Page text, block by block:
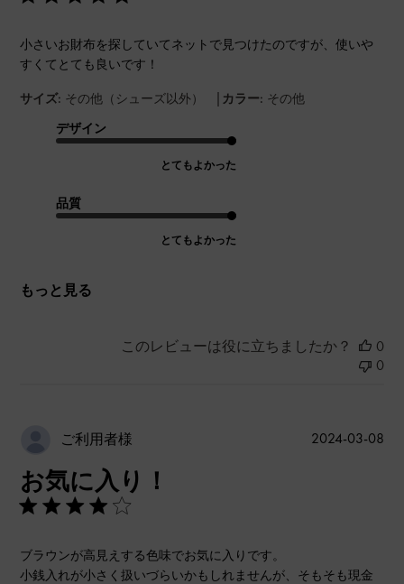
小さいお財布を探していてネットで見つけたのですが、使いや
すくてとても良いです！
サイズ: その他（シューズ以外） | カラー: その他
デザイン
とてもよかった
品質
とてもよかった
もっと見る
このレビューは役に立ちましたか？
0
0
ご利用者様
お気に入り！
ブラウンが高見えする色味でお気に入りです。
小銭入れが小さく扱いづらいかもしれませんが、そもそも現金
公
2024-03-08